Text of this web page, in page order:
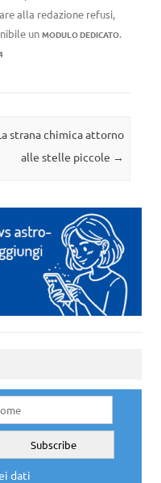
alla redazione refusi,
un MODULO DEDICATO.
strana chimica attorno
alle stelle piccole →
dati